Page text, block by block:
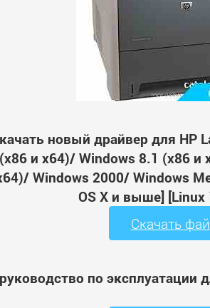
новый драйвер для HP
и x64)/ Windows 8.1 (x86
Windows 2000/ Windows
OS X и выше]
Скачать
по эксплуатации